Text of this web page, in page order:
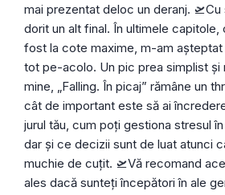
mai prezentat deloc un deranj.
dorit un alt final. În ultimele capitole,
fost la cote maxime, m-am așteptat
tot pe-acolo. Un pic prea simplist și
mine, „Falling. În picaj” rămâne un
cât de important este să ai
jurul tău, cum poți gestiona stresul
dar și ce decizii sunt de luat atunci
muchie de cuțit. 🛫Vă recomand
ales dacă sunteți începători în ale